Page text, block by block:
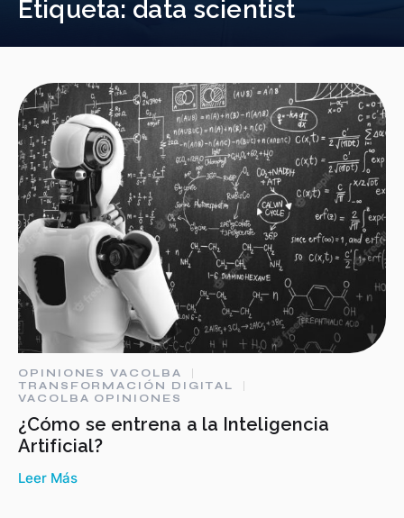
Etiqueta: data scientist
OPINIONES VACOLBA
TRANSFORMACIÓN DIGITAL
VACOLBA OPINIONES
¿Cómo se entrena a la Inteligencia
Artificial?
Leer Más